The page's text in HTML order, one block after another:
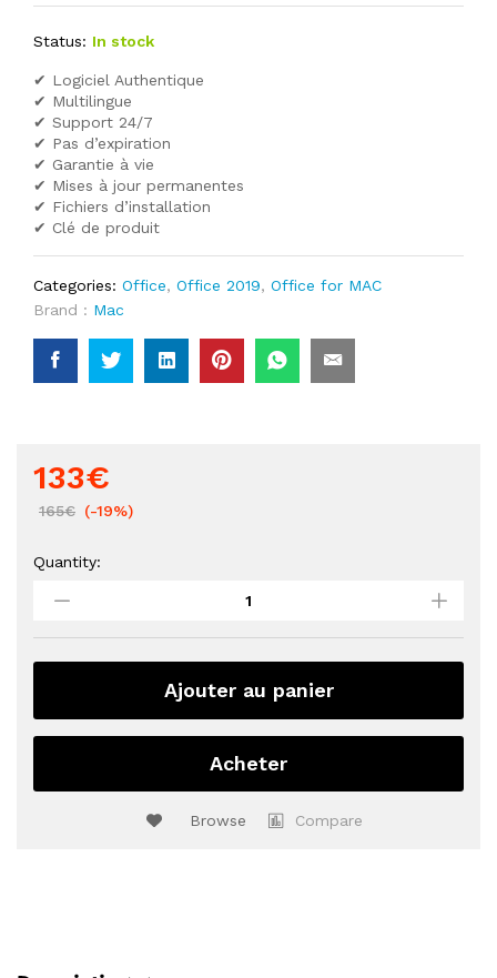
Status: In stock
✔ Logiciel Authentique
✔ Multilingue
✔ Support 24/7
✔ Pas d’expiration
✔ Garantie à vie
✔ Mises à jour permanentes
✔ Fichiers d’installation
✔ Clé de produit
Categories: Office, Office 2019, Office for MAC
Brand : Mac
133€
165€ (-19%)
Office
and
Business
quantity
Quantity:
Ajouter au panier
Acheter
Browse Compare